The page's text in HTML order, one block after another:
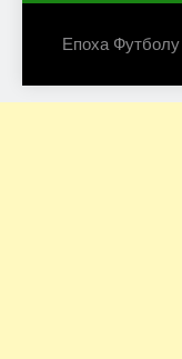
Епоха